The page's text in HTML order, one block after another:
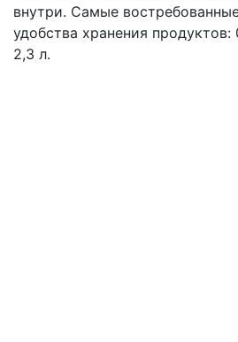
внутри. Самые
удобства хранения продуктов:
2,3 л.